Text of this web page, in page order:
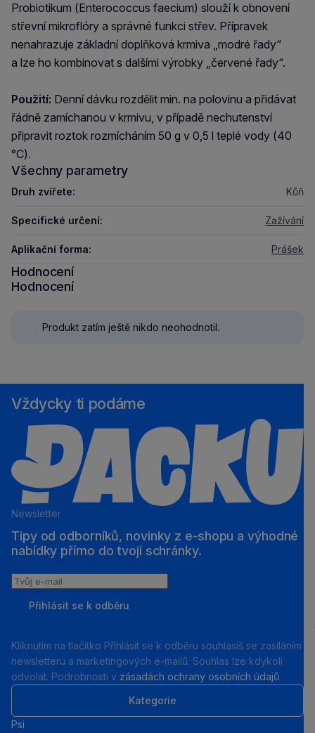
Probiotikum (Enterococcus faecium) slouží k obnovení
střevní mikroflóry a správné funkci střev. Přípravek
nenahrazuje základní doplňková krmiva „modré řady“
a lze ho kombinovat s dalšími výrobky „červené řady“.
Použití: Denní dávku rozdělit min. na polovinu a přidávat
řádně zamíchanou v krmivu, v případě nechutenství
připravit roztok rozmícháním 50 g v 0,5 l teplé vody (40
°C).
Všechny parametry
Druh zvířete: Kůň
Specifické určení: Zažívání
Aplikační forma: Prášek
Hodnocení
Hodnocení
Produkt zatím ještě nikdo neohodnotil.
Vždycky ti podáme
Newsletter
Tipy od odborníků, novinky z e‑shopu a výhodné
nabídky přímo do tvojí schránky.
Tvůj
Přihlásit se k odběru
Kliknutím na tlačítko Příhlásit se k odběru souhlasíš se zasíláním
newsletteru a marketingových e-mailů. Souhlas lze kdykoli
odvolat. Podrobnosti v zásadách ochrany osobních údajů.
Kategorie
Psi